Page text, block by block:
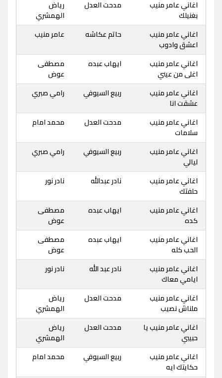
اغاني عامر منيب
بغنيلك
مدحت العدل
رياض
الهمشري
اغاني عامر منيب
اعشق وادوب
حاتم عكاشه عامر منيب
اغاني عامر منيب
اغلى من عيني
ايهاب عبده
مصطفى
عوض
اغاني عامر منيب
عشقت انا
ربيع السيوفي رامي صبري
اغاني عامر منيب
سلامات
مدحت العدل محمد امام
اغاني عامر منيب
ليالي
ربيع السيوفي رامي صبري
اغاني عامر منيب
حلفتك
نادر عبدالله نادر نور
اغاني عامر منيب
كده
ايهاب عبده
مصطفى
عوض
اغاني عامر منيب
الحب كله
ايهاب عبده
مصطفى
عوض
اغاني عامر منيب
ايامي معاك
نادر عبد الله نادر نور
اغاني عامر منيب
ملناش نصيب
مدحت العدل
رياض
الهمشري
اغاني عامر منيب يا
حبيبي
مدحت العدل
رياض
الهمشري
اغاني عامر منيب
حكايتك ايه
ربيع السيوفي محمد امام